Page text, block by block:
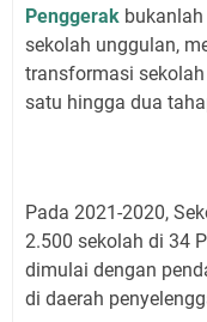
Penggerak
sekolah unggulan,
transformasi
satu hingga dua
Pada 2021-2020,
2.500 sekolah di 34
dimulai dengan
di daerah